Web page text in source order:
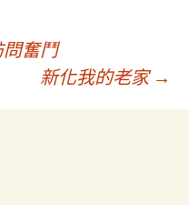
奮鬥
新化我的老家 →